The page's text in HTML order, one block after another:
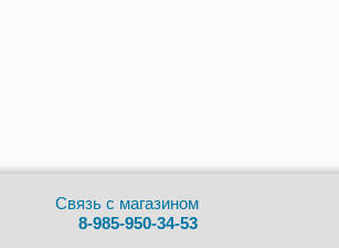
Связь с магазином
8-985-950-34-53